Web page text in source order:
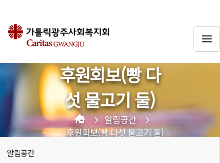
후원회보(빵 다
섯 물고기 둘)
알림공간
후원회보(빵 다섯 물고기 둘)
알림공간